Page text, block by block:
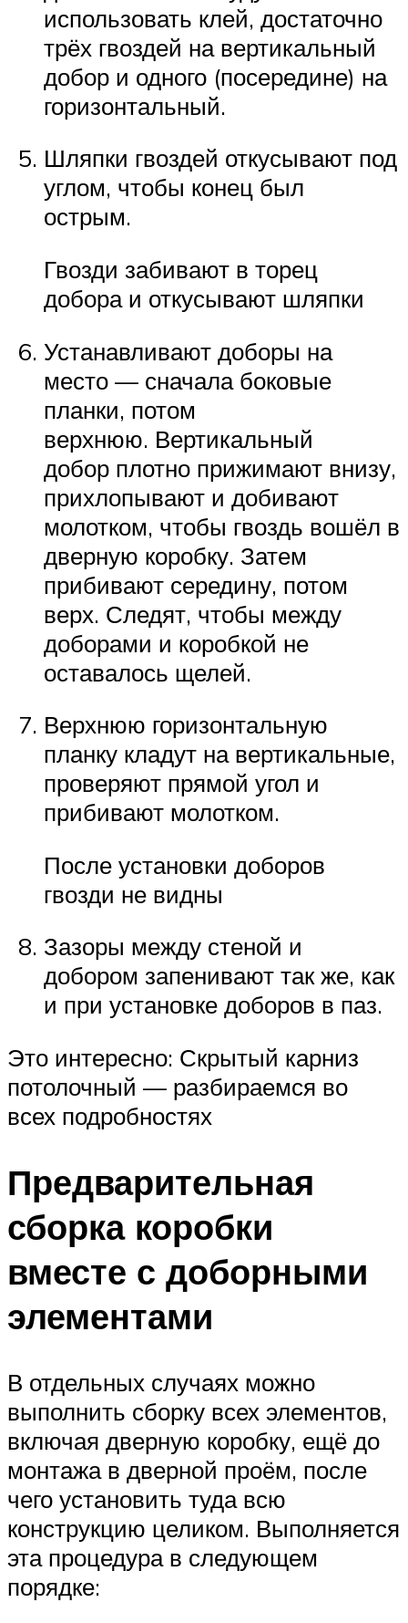
использовать клей, достаточно
трёх гвоздей на вертикальный
добор и одного (посередине) на
горизонтальный.
Шляпки гвоздей откусывают под
углом, чтобы конец был
острым.
Гвозди забивают в торец
добора и откусывают шляпки
Устанавливают доборы на
место — сначала боковые
планки, потом
верхнюю. Вертикальный
добор плотно прижимают внизу,
прихлопывают и добивают
молотком, чтобы гвоздь вошёл в
дверную коробку. Затем
прибивают середину, потом
верх. Следят, чтобы между
доборами и коробкой не
оставалось щелей.
Верхнюю горизонтальную
планку кладут на вертикальные,
проверяют прямой угол и
прибивают молотком.
После установки доборов
гвозди не видны
Зазоры между стеной и
добором запенивают так же, как
и при установке доборов в паз.
Это интересно: Скрытый карниз
потолочный — разбираемся во
всех подробностях
Предварительная
сборка коробки
вместе с доборными
элементами
В отдельных случаях можно
выполнить сборку всех элементов,
включая дверную коробку, ещё до
монтажа в дверной проём, после
чего установить туда всю
конструкцию целиком. Выполняется
эта процедура в следующем
порядке: